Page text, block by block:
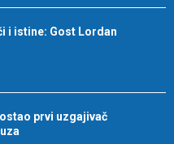
i istine: Gost Lordan
prvi uzgajivač